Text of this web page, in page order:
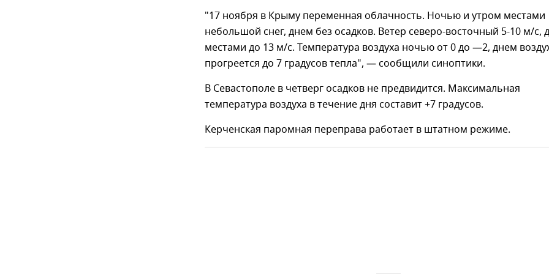
"17 ноября в Крыму переменная облачность. Ночью и утром местами
небольшой снег, днем без осадков. Ветер северо-восточный 5-10 м/с,
местами до 13 м/с. Температура воздуха ночью от 0 до —2, днем
прогреется до 7 градусов тепла", — сообщили синоптики.
В Севастополе в четверг осадков не предвидится. Максимальная
температура воздуха в течение дня составит +7 градусов.
Керченская паромная переправа работает в штатном режиме.